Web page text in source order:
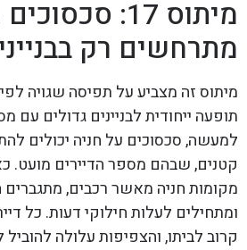
מיתוס 17:
מתרחשים רק
מיתוס זה מצביע על תפיסה שגויה
תופעה ייחודית לבניינים גדולים עם
למעשה, סכסוכים על חניה יכולים
קטנים, שבהם מספר הדיירים מועט.
מקומות חניה מאשר רכבים, מתגברים
ומתחילים לעלות חילוקי דעות. כל
קרוב לביתו, והצפיפות עלולה להוביל